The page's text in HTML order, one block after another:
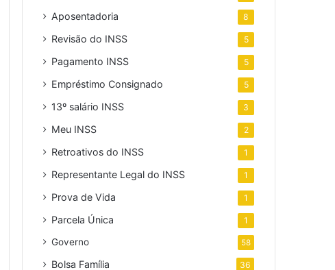
Aposentadoria 8
Revisão do INSS 5
Pagamento INSS 5
Empréstimo Consignado 5
13º salário INSS 3
Meu INSS 2
Retroativos do INSS 1
Representante Legal do INSS 1
Prova de Vida 1
Parcela Única 1
Governo 58
Bolsa Família 36